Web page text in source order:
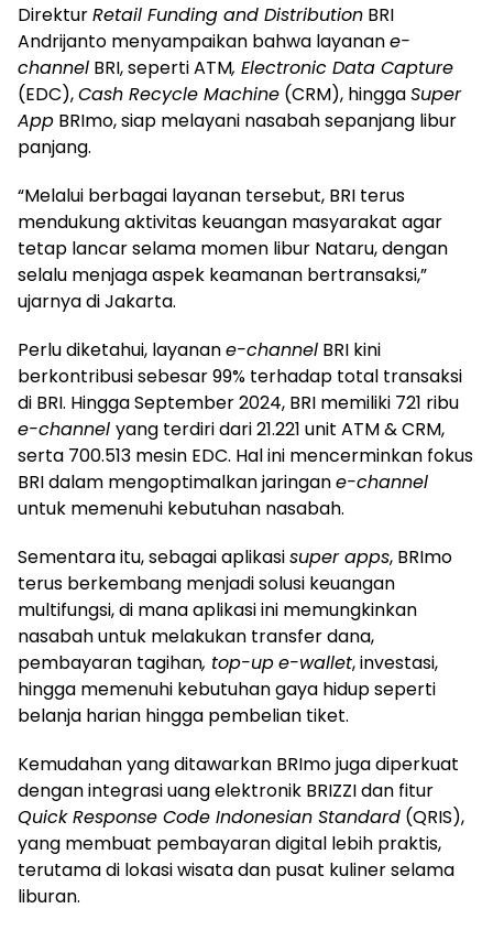
DirekturRetail Funding and Distribution BRI
Andrijanto menyampaikan bahwa layanane-
channel BRI, seperti ATM, Electronic Data Capture
(EDC),Cash Recycle Machine (CRM), hinggaSuper
App BRImo, siap melayani nasabah sepanjang libur
panjang.
“Melalui berbagai layanan tersebut, BRI terus
mendukung aktivitas keuangan masyarakat agar
tetap lancar selama momen libur Nataru, dengan
selalu menjaga aspek keamanan bertransaksi,”
ujarnya di Jakarta.
Perlu diketahui, layanane-channel BRI kini
berkontribusi sebesar 99% terhadap total transaksi
di BRI. Hingga September 2024, BRI memiliki 721 ribu
e-channel yang terdiri dari 21.221 unit ATM & CRM,
serta 700.513 mesin EDC. Hal ini mencerminkan fokus
BRI dalam mengoptimalkan jaringane-channel
untuk memenuhi kebutuhan nasabah.
Sementara itu, sebagai aplikasisuper apps, BRImo
terus berkembang menjadi solusi keuangan
multifungsi, di mana aplikasi ini memungkinkan
nasabah untuk melakukan transfer dana,
pembayaran tagihan, top-upe-wallet, investasi,
hingga memenuhi kebutuhan gaya hidup seperti
belanja harian hingga pembelian tiket.
Kemudahan yang ditawarkan BRImo juga diperkuat
dengan integrasi uang elektronik BRIZZI dan fitur
Quick Response Code Indonesian Standard (QRIS),
yang membuat pembayaran digital lebih praktis,
terutama di lokasi wisata dan pusat kuliner selama
liburan.